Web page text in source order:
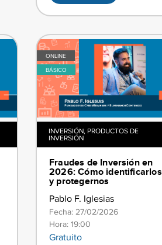
ONLINE
BÁSICO
INVERSIÓN, PRODUCTOS DE
INVERSIÓN
​​Fraudes de Inversión en
2026: Cómo identificarlos
y protegernos​
Pablo F. Iglesias
Fecha: 27/02/2026
Hora: 19:00
Gratuito